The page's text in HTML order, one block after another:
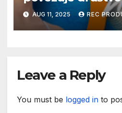
dobre priče
AUG 11, 2025 REC
Leave a Reply
You must be logged in to